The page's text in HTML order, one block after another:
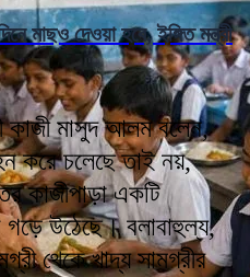
মাছও দেওয়া হবে, ইঙ্গিত মন্ত্রী
কাজী মাসুদ আলম বলেন,
করে চলেছে তাই নয়,
কাজীপাড়া একটি
গড়ে উঠেছে। বলাবাহুল্য,
থেকে খাদ্য সামগ্রীর